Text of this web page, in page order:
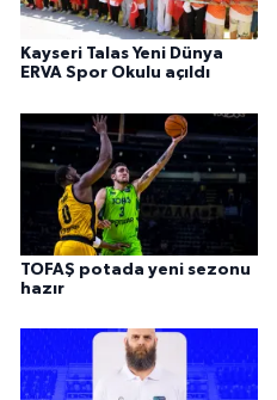
Kayseri Talas Yeni Dünya
ERVA Spor Okulu açıldı
TOFAŞ potada yeni sezonu
hazır